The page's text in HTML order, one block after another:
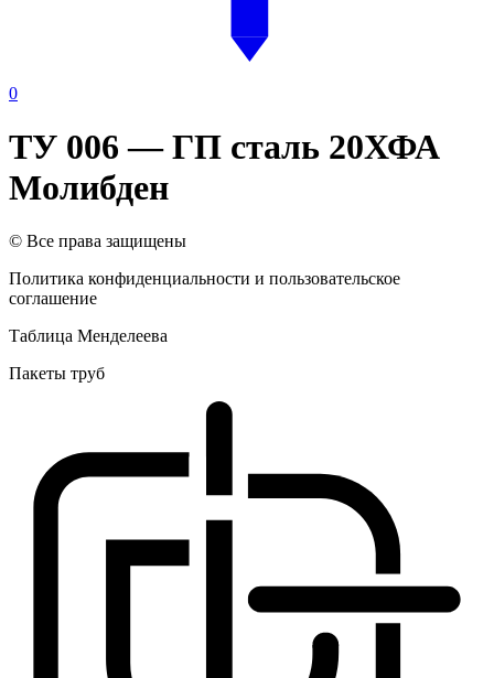
0
ТУ 006 — ГП сталь 20ХФА
Молибден
© Все права защищены
Политика конфиденциальности и пользовательское
соглашение
Таблица Менделеева
Пакеты труб